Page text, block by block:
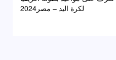
لكرة اليد – مصر2024